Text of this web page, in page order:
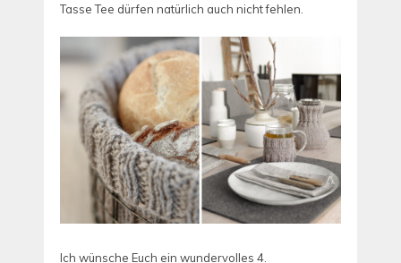
Tasse Tee dürfen natürlich auch nicht fehlen.
Ich wünsche Euch ein wundervolles 4.